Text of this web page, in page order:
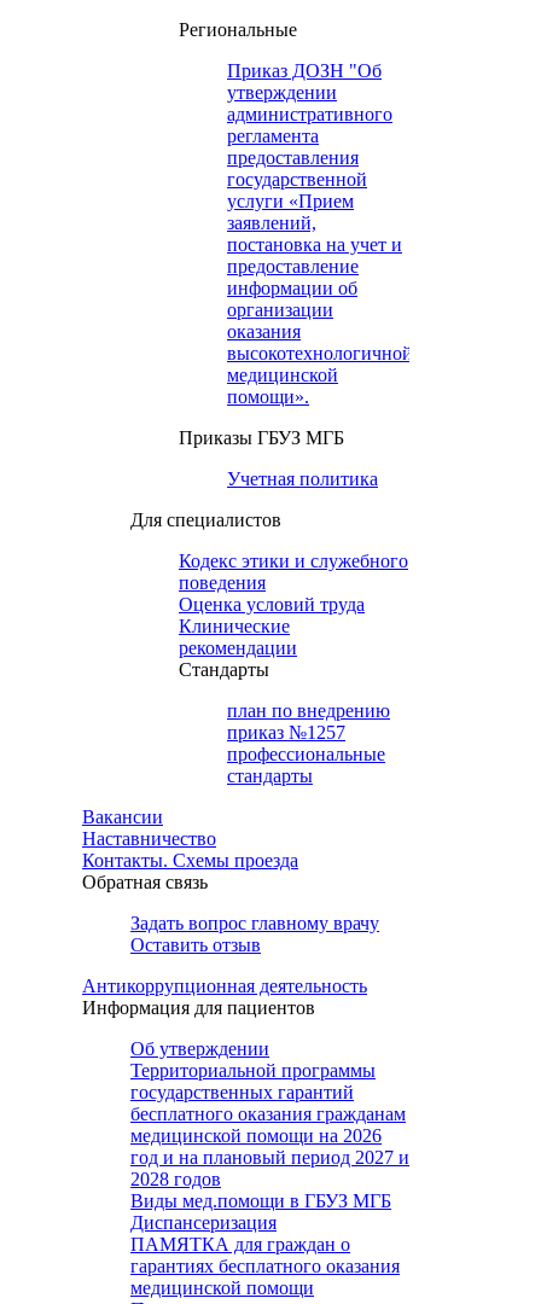
Региональные
Приказ ДОЗН "Об
утверждении
административного
регламента
предоставления
государственной
услуги «Прием
заявлений,
постановка на учет и
предоставление
информации об
организации
оказания
высокотехнологичной
медицинской
помощи».
Приказы ГБУЗ МГБ
Учетная политика
Для специалистов
Кодекс этики и служебного
поведения
Оценка условий труда
Клинические
рекомендации
Cтандарты
план по внедрению
приказ №1257
профессиональные
стандарты
Вакансии
Наставничество
Контакты. Схемы проезда
Обратная связь
Задать вопрос главному врачу
Оставить отзыв
Антикоррупционная деятельность
Информация для пациентов
Об утверждении
Территориальной программы
государственных гарантий
бесплатного оказания гражданам
медицинской помощи на 2026
год и на плановый период 2027 и
2028 годов
Виды мед.помощи в ГБУЗ МГБ
Диспансеризация
ПАМЯТКА для граждан о
гарантиях бесплатного оказания
медицинской помощи